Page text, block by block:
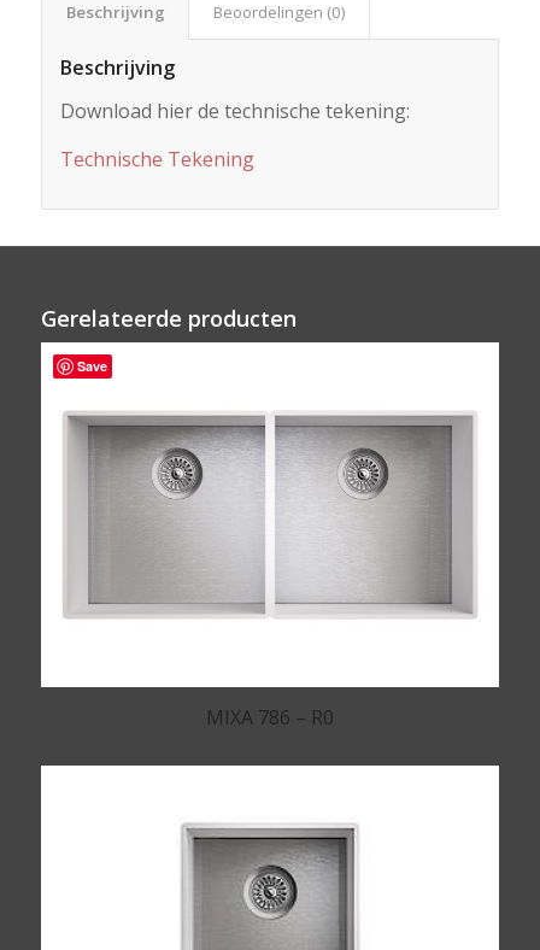
Beschrijving Beoordelingen (0)
Beschrijving
Download hier de technische tekening:
Technische Tekening
Gerelateerde producten
MIXA 786 – R0
Save